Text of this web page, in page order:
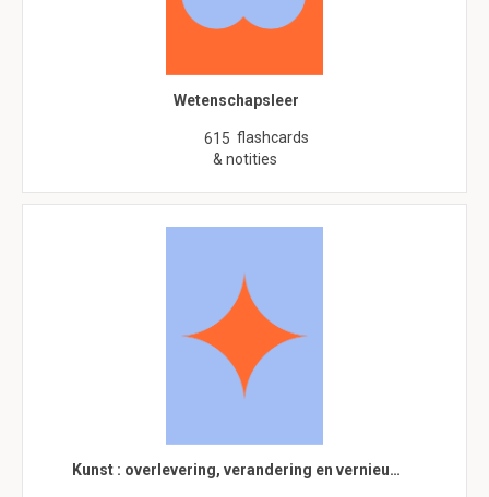
Wetenschapsleer
615 flashcards
& notities
Kunst : overlevering, verandering en vernieu…